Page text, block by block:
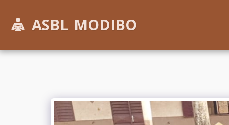
ASBL MODIBO